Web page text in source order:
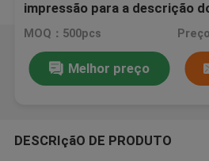
impressão para a descrição
MOQ：500pcs
Melhor preço
DESCRIçãO DE PRODUTO